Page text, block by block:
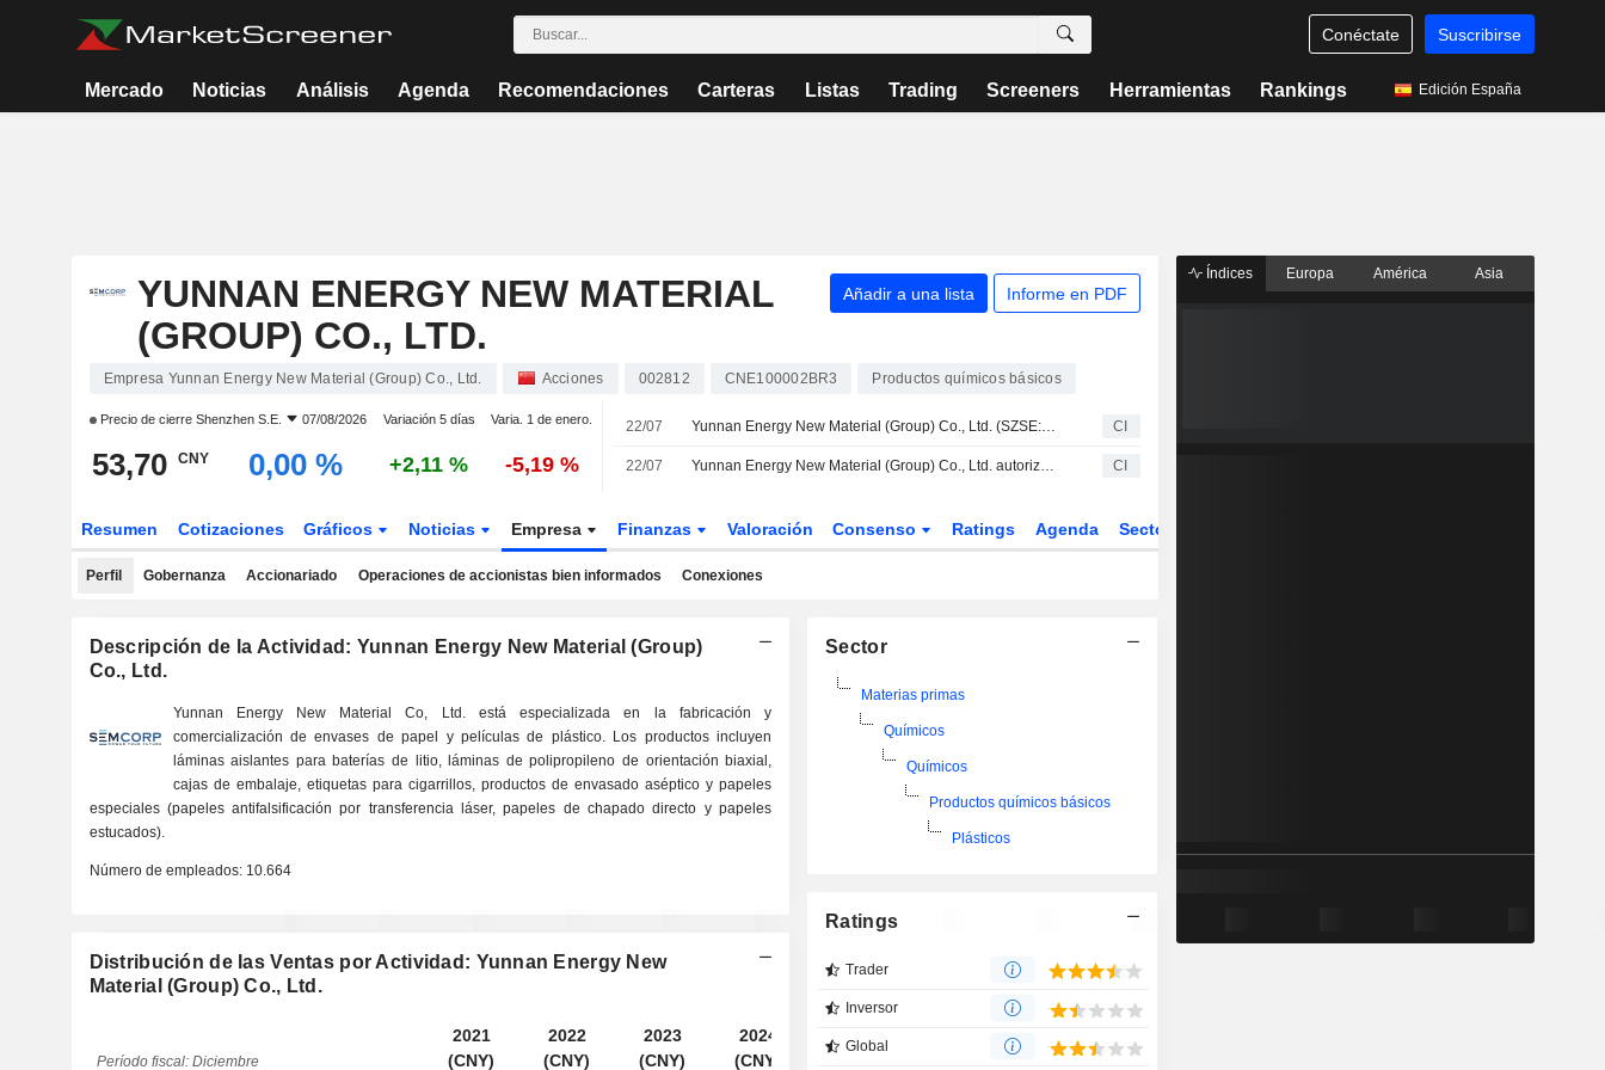
Conéctate Suscribirse
Mercado Noticias Análisis Agenda Recomendaciones Carteras Listas Trading Screeners Herramientas Rankings Edición España
YUNNAN ENERGY NEW MATERIAL
(GROUP) CO., LTD.
Añadir a una lista Informe en PDF
Empresa Yunnan Energy New Material (Group) Co., Ltd. Acciones 002812 CNE100002BR3 Productos químicos básicos
Precio de cierre Shenzhen S.E. 07/08/2026 Variación 5 días Varia. 1 de enero.
53,70 CNY 0,00 % +2,11 % -5,19 %
22/07 Yunnan Energy New Material (Group) Co., Ltd. (SZSE:002812) anuncia una recompra de acciones por valor de 200 millones CNY CI
22/07 Yunnan Energy New Material (Group) Co., Ltd. autoriza un plan de recompra de acciones CI
Resumen Cotizaciones Gráficos Noticias Empresa Finanzas Valoración Consenso Ratings Agenda Sector
Perfil Gobernanza Accionariado Operaciones de accionistas bien informados Conexiones
Descripción de la Actividad: Yunnan Energy New Material (Group)
Co., Ltd.
Yunnan Energy New Material Co, Ltd. está especializada en la fabricación y
comercialización de envases de papel y películas de plástico. Los productos incluyen
láminas aislantes para baterías de litio, láminas de polipropileno de orientación biaxial,
cajas de embalaje, etiquetas para cigarrillos, productos de envasado aséptico y papeles
especiales (papeles antifalsificación por transferencia láser, papeles de chapado directo y papeles
estucados).
Número de empleados: 10.664
Distribución de las Ventas por Actividad: Yunnan Energy New
Material (Group) Co., Ltd.
Período fiscal: Diciembre
2021
(CNY)
2022
(CNY)
2023
(CNY)
2024
(CNY)
Sector
Materias primas
Químicos
Químicos
Productos químicos básicos
Plásticos
Ratings
Trader
Inversor
Global
Índices Europa América Asia